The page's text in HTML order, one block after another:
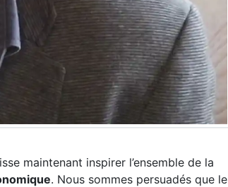
maintenant inspirer l’ensemble de la
. Nous sommes persuadés que le